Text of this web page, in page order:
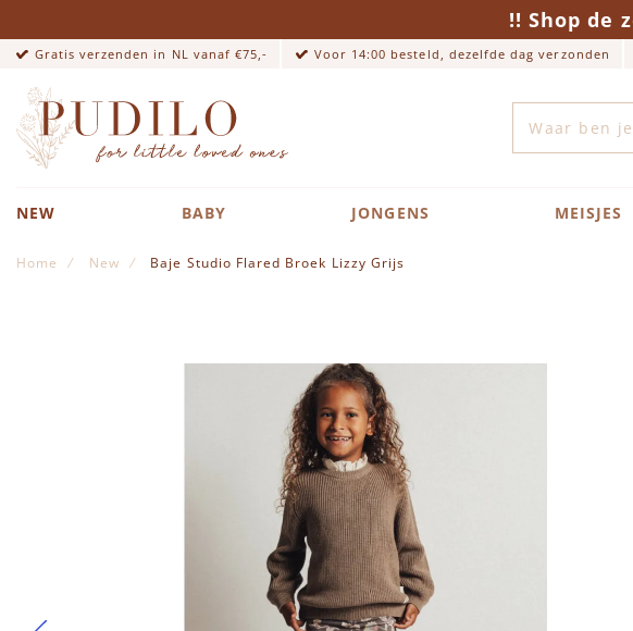
!! Shop de
Gratis verzenden in NL vanaf €75,- Voor 14:00 besteld, dezelfde dag verzonden
NEW BABY JONGENS MEISJES
Home New Baje Studio Flared Broek Lizzy Grijs
Ga naar het einde van de afbeeldingen-gallerij